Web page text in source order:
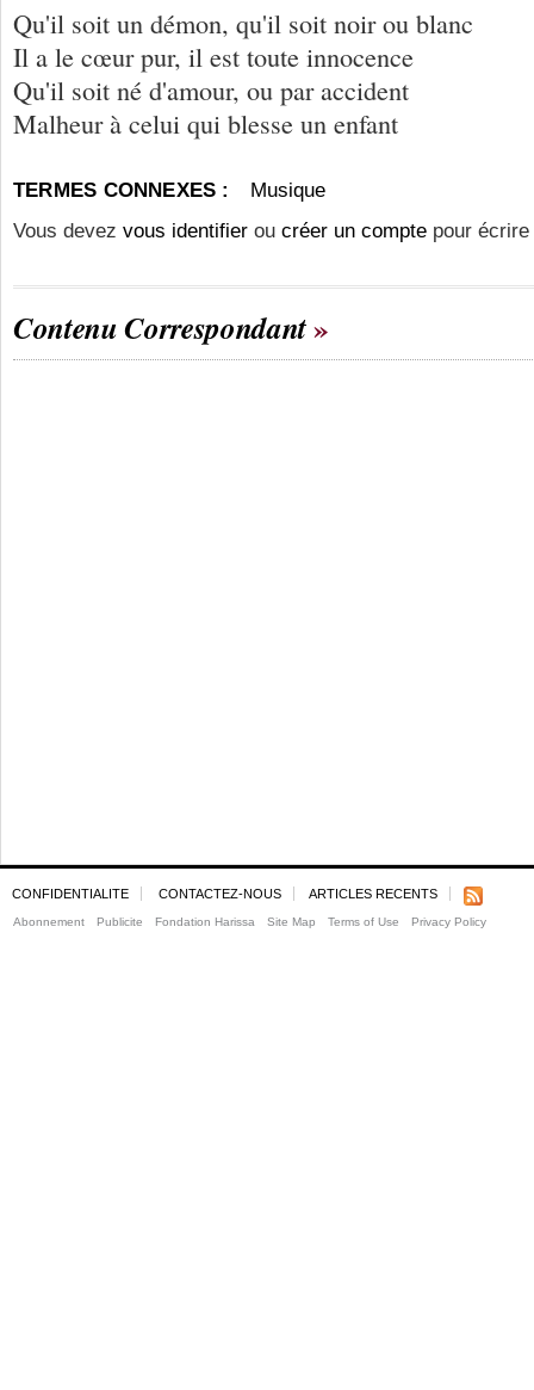
Qu'il soit un démon, qu'il soit noir ou blanc
Il a le cœur pur, il est toute innocence
Qu'il soit né d'amour, ou par accident
Malheur à celui qui blesse un enfant
TERMES CONNEXES :
Musique
Vous devez vous identifier ou créer un compte pour
Contenu Correspondant
CONFIDENTIALITE CONTACTEZ-NOUS ARTICLES RECENTS
Abonnement Publicite Fondation Harissa Site Map Terms of Use Privacy Policy